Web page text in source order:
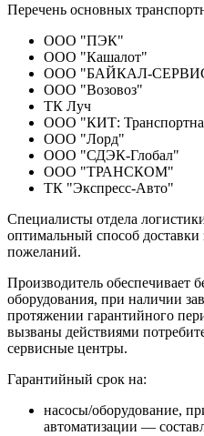
Перечень основных
ООО "ПЭК"
ООО "Кашалот"
ООО "БАЙКАЛ-
ООО "Возовоз"
ТК Луч
ООО "КИТ:
ООО "Лорд"
ООО "СДЭК-Глобал"
ООО "ТРАНСКОМ"
ТК "Экспресс-Авто"
Специалисты отдела
оптимальный способ доставки
пожеланий.
Производитель обеспечивает
оборудования, при наличии
протяжении гарантийного
вызваны действиями
сервисные центры.
Гарантийный срок на:
насосы/оборудование,
автоматизации —